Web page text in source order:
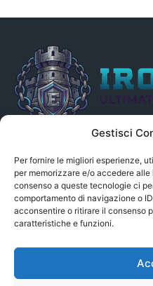
Gestisci
Per fornire le migliori esperienze,
per memorizzare e/o accedere
consenso a queste tecnologie ci
comportamento di navigazione o
acconsentire o ritirare il consenso
caratteristiche e funzioni.
indirettamente, alle Fonti
ritenuto responsabile ad alcun
altresì che le notizie
intendersi in alcun modo di
eccezione degli articoli e